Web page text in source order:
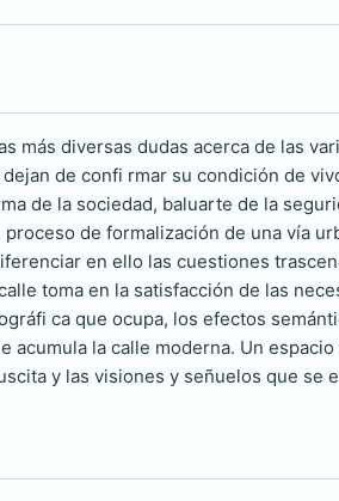
más diversas dudas acerca de las
de confi rmar su condición de
de la sociedad, baluarte de la
de formalización de una vía
en ello las cuestiones
toma en la satisfacción de las
ca que ocupa, los efectos
acumula la calle moderna. Un espacio
y las visiones y señuelos que se